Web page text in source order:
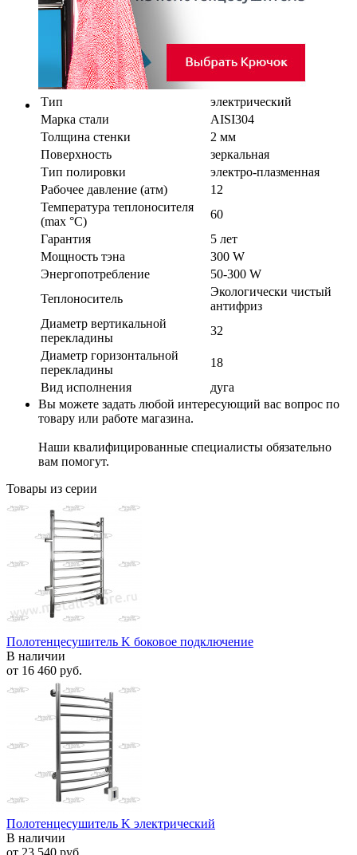
Тип
электрический
Марка стали
AISI304
Толщина стенки
2 мм
Поверхность
зеркальная
Тип полировки
электро-плазменная
Рабочее давление (атм)
12
Температура теплоносителя
(max °C)
60
Гарантия
5 лет
Мощность тэна
300 W
Энергопотребление
50-300 W
Теплоноситель
Экологически чистый
антифриз
Диаметр вертикальной
перекладины
32
Диаметр горизонтальной
перекладины
18
Вид исполнения
дуга
Вы можете задать любой интересующий вас вопрос по
товару или работе магазина.
Наши квалифицированные специалисты обязательно
вам помогут.
Товары из серии
Полотенцесушитель K боковое подключение
В наличии
от 16 460 руб.
Полотенцесушитель K электрический
В наличии
от 23 540 руб.